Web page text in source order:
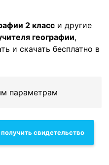
2 класс и другие
географии,
и скачать бесплатно в
параметрам
свидетельство